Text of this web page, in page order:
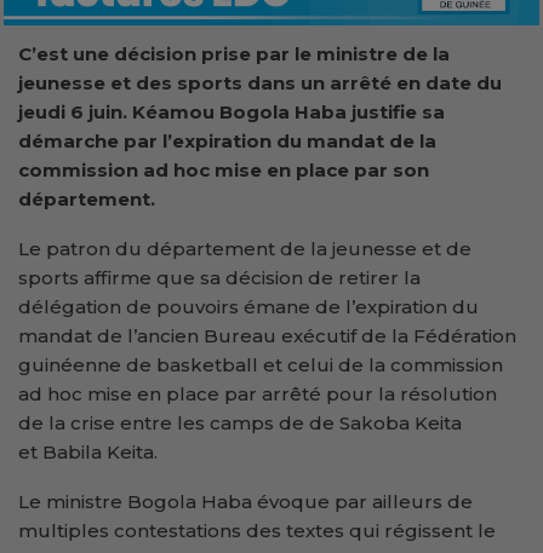
C’est une décision prise par le ministre de la
jeunesse et des sports dans un arrêté en date du
jeudi 6 juin. Kéamou Bogola Haba justifie sa
démarche par l’expiration du mandat de la
commission ad hoc mise en place par son
département.
Le patron du département de la jeunesse et de
sports affirme que sa décision de retirer la
délégation de pouvoirs émane de l’expiration du
mandat de l’ancien Bureau exécutif de la Fédération
guinéenne de basketball et celui de la commission
ad hoc mise en place par arrêté pour la résolution
de la crise entre les camps de de Sakoba Keita
et Babila Keita.
Le ministre Bogola Haba évoque par ailleurs de
multiples contestations des textes qui régissent le